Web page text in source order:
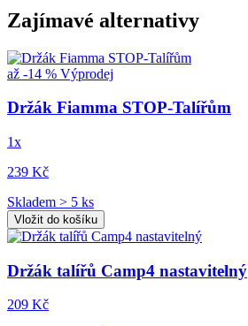
Zajímavé alternativy
až -14 % Výprodej
Držák Fiamma STOP-Talířům
1x
239 Kč
Skladem > 5 ks
Vložit do košíku
Držák talířů Camp4 nastavitelný
209 Kč